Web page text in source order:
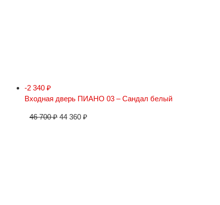
-2 340 ₽
Входная дверь ПИАНО 03 – Сандал белый
46 700₽ 44 360 ₽